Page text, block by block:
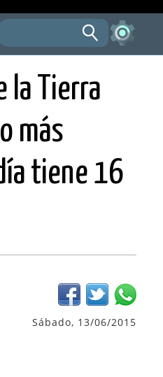
la Tierra
más
tiene 16
Sábado, 13/06/2015